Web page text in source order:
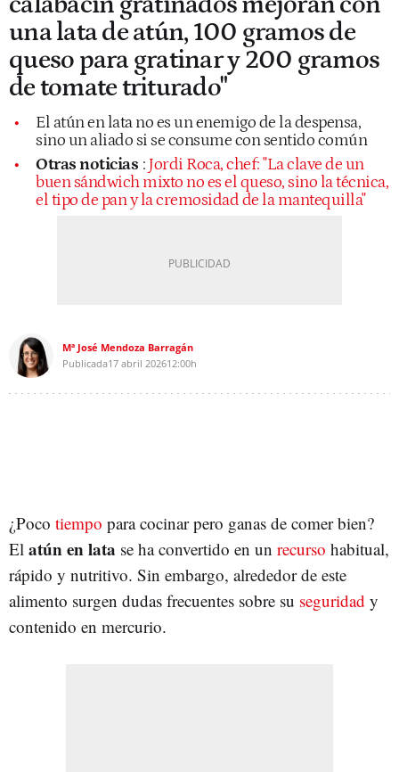
una lata de atún, 100 gramos de
queso para gratinar y 200 gramos
de tomate triturado"
El atún en lata no es un enemigo de la despensa,
sino un aliado si se consume con sentido común
Otras noticias : Jordi Roca, chef: "La clave de un
buen sándwich mixto no es el queso, sino la técnica,
el tipo de pan y la cremosidad de la mantequilla"
Mª José Mendoza Barragán
Publicada17 abril 202612:00h
¿Poco tiempo para cocinar pero ganas de comer bien?
El atún en lata se ha convertido en un recurso habitual,
rápido y nutritivo. Sin embargo, alrededor de este
alimento surgen dudas frecuentes sobre su seguridad y
contenido en mercurio.